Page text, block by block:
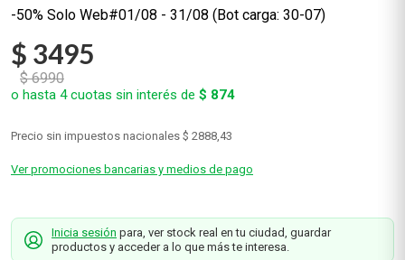
-50% Solo Web#01/08 - 31/08 (Bot carga: 30-07)
$ 3495
$ 6990
o hasta 4cuotas sin interés de $ 874
Precio sin impuestos nacionales $ 2888,43
Ver promociones bancarias y medios de pago
Inicia sesión para, ver stock real en tu ciudad, guardar
productos y acceder a lo que más te interesa.